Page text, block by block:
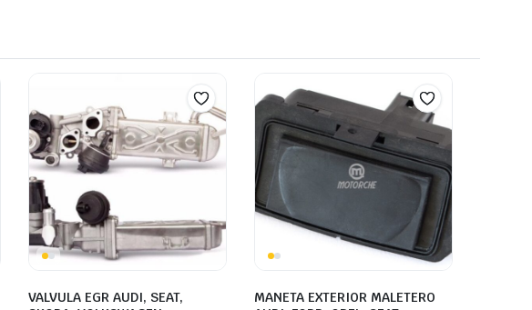
VALVULA EGR AUDI, SEAT,
MANETA EXTERIOR MALETERO